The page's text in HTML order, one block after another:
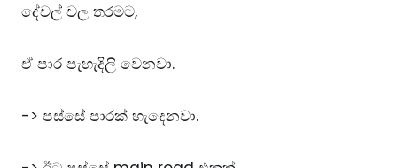
දේවල් වල තරමට,
ඒ පාර පැහැදිලි වෙනවා.
-> පස්සේ පාරක් හැදෙනවා.